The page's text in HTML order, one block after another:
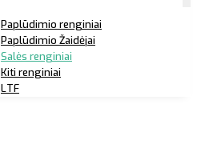
Paplūdimio renginiai
Paplūdimio Žaidėjai
Salės renginiai
Kiti renginiai
LTF